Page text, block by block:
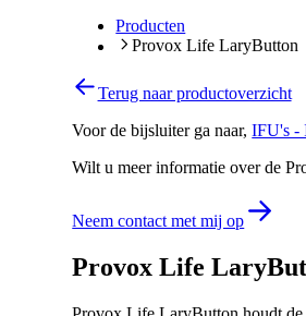
Producten
Provox Life LaryButton
Provox Life
Terug naar productoverzicht
Voor de bijsluiter ga naar,IFU's -
Wilt u meer informatie over de
Neem contact met mij op